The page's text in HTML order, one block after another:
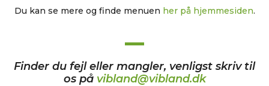
Du kan se mere og finde menuen her på hjemmesiden.
Finder du fejl eller mangler, venligst skriv til
os på vibland@vibland.dk